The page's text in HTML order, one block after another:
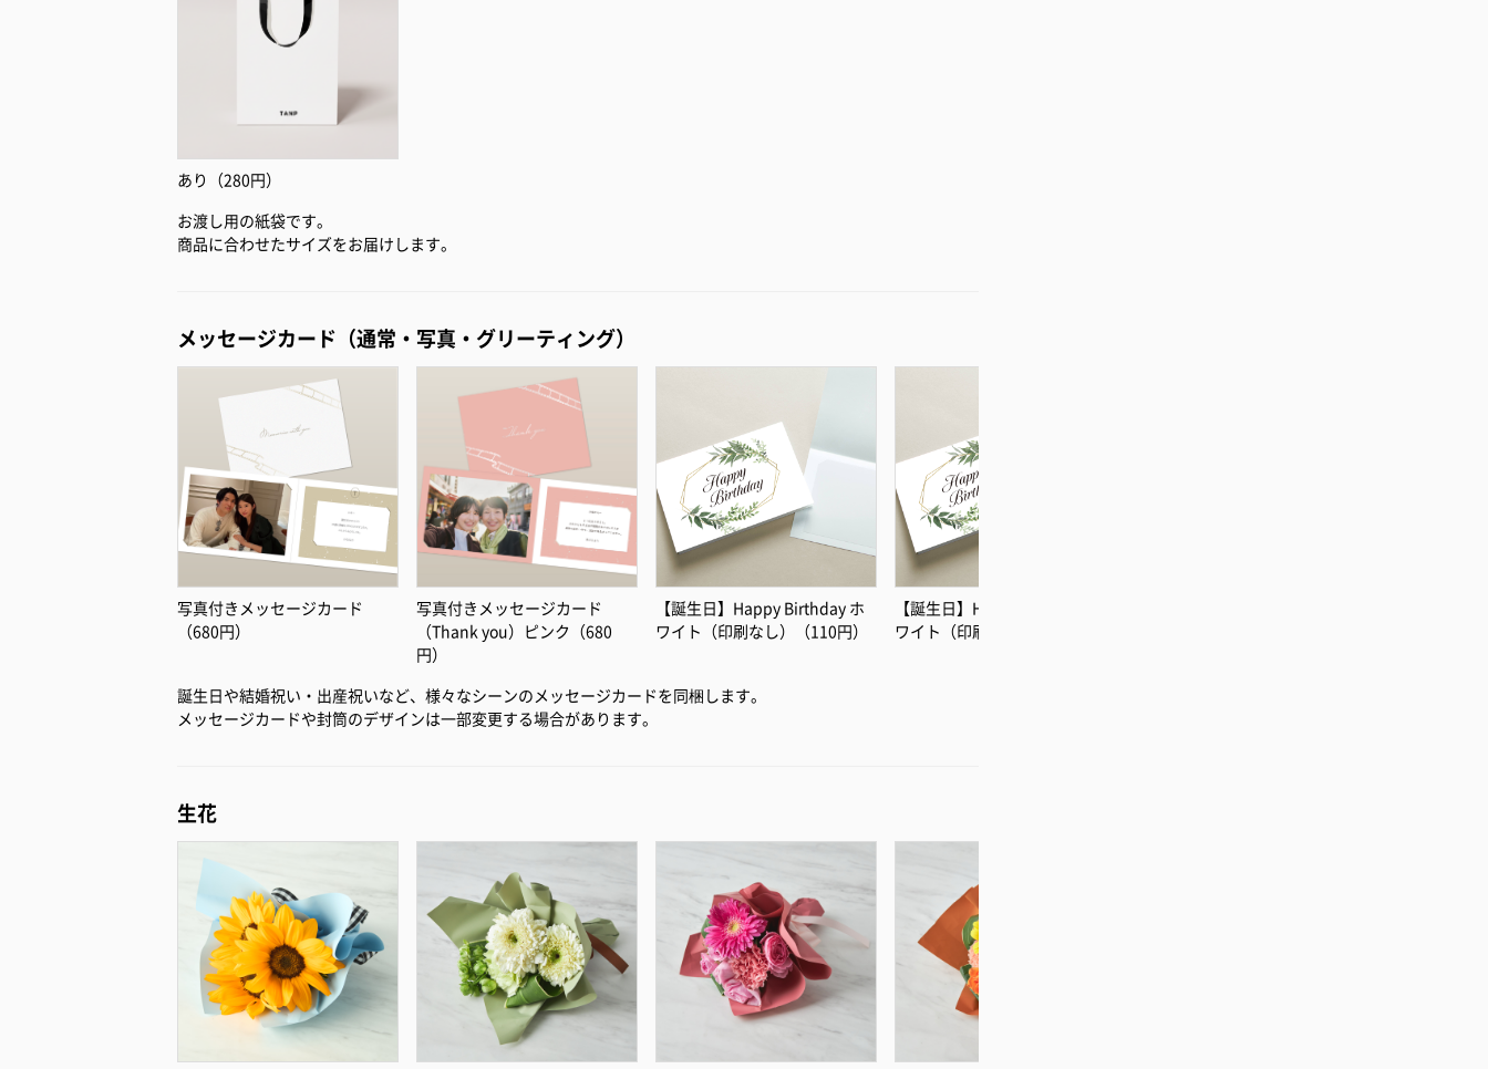
あり（280円）
お渡し用の紙袋です。
商品に合わせたサイズをお届けします。
メッセージカード（通常・写真・グリーティング）
写真付きメッセージカード
（680円）
写真付きメッセージカード
（Thank you）ピンク（680
円）
【誕生日】Happy Birthday ホ
ワイト（印刷なし）（110円）
【誕生日】Happy Birthday ホ
ワイト（印刷あり）（150円）
誕生日や結婚祝い・出産祝いなど、様々なシーンのメッセージカードを同梱します。
メッセージカードや封筒のデザインは一部変更する場合があります。
生花